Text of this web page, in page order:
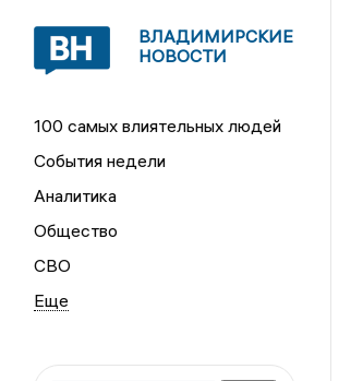
ВЛАДИМИРСКИЕ
НОВОСТИ
100 самых влиятельных людей
События недели
Аналитика
Общество
СВО